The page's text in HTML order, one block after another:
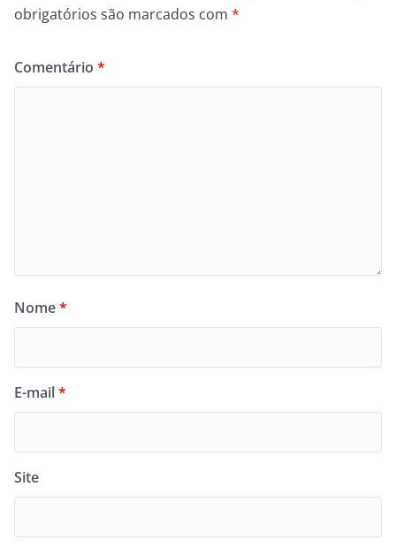
obrigatórios são marcados com *
Comentário *
Nome*
E-mail*
Site